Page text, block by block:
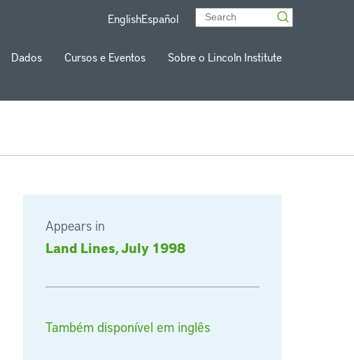
EnglishEspañol
Dados Cursos e Eventos Sobre o Lincoln Institute
Appears in
Land Lines, July 1998
Também disponível em inglês